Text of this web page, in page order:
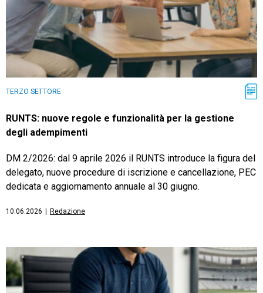
TERZO SETTORE
RUNTS: nuove regole e funzionalità per la gestione
degli adempimenti
DM 2/2026: dal 9 aprile 2026 il RUNTS introduce la figura del
delegato, nuove procedure di iscrizione e cancellazione, PEC
dedicata e aggiornamento annuale al 30 giugno.
10.06.2026 Redazione